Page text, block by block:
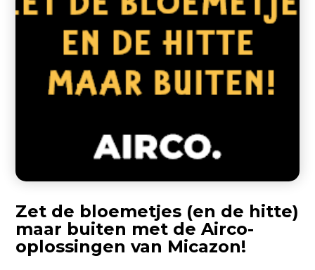
Zet de bloemetjes (en de hitte)
maar buiten met de Airco-
oplossingen van Micazon!